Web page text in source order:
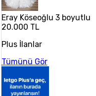
Eray Köseoğlu 3 boyutlu
20.000 TL
Plus İlanlar
Tümünü Gör